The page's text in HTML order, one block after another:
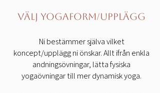
VÄLJ YOGAFORM/UPPLÄGG
Ni bestämmer själva vilket
koncept/upplägg ni önskar. Allt ifrån enkla
andningsövningar, lätta fysiska
yogaövningar till mer dynamisk yoga.